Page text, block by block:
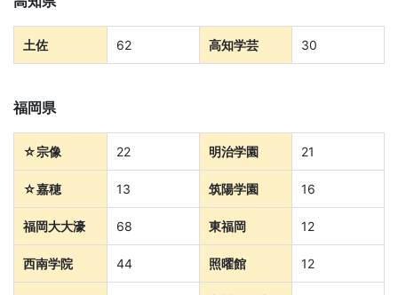
学
験
生・
大
学
土佐 62 高知学芸 30
福岡県
☆宗像 22 明治学園 21
☆嘉穂 13 筑陽学園 16
福岡大大濠 68 東福岡 12
西南学院 44 照曜館 12